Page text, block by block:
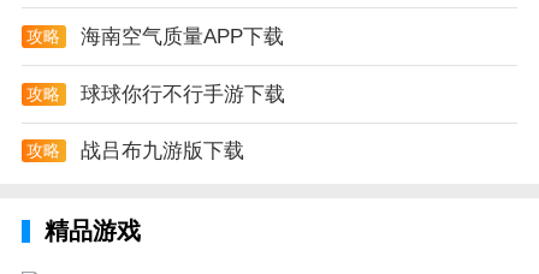
攻略 海南空气质量APP下载
攻略 球球你行不行手游下载
攻略 战吕布九游版下载
精品游戏